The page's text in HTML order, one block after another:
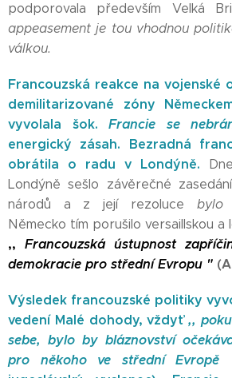
podporovala především Velká
appeasement je tou vhodnou
válkou.
Francouzská reakce na vojenské
demilitarizované zóny
vyvolala šok.Francie se
energický zásah. Bezradná
obrátila o radu v Londýně.
Londýně sešlo závěrečné
národů a z její rezoluce bylo
Německo tím porušilo versaillskou a
,, Francouzská ústupnost
demokracie pro střední Evropu "
Výsledek francouzské politiky
vedení Malé dohody, vždyť,,
sebe, bylo by bláznovství
pro někoho ve střední Evropě